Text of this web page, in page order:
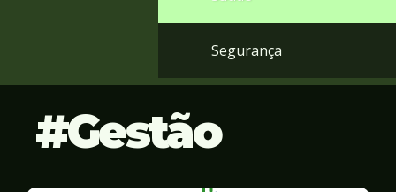
Segurança
Gestão